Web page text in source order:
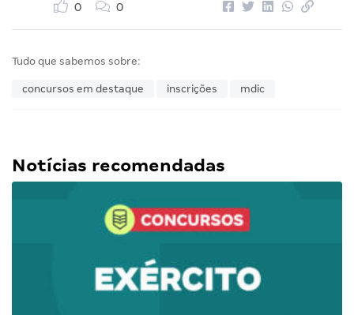
0 0
Tudo que sabemos sobre:
concursos em destaque inscrições mdic
Notícias recomendadas